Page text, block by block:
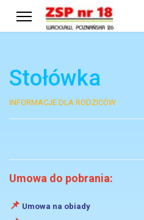
Stołówka
INFORMACJE DLA RODZICÓW
Umowa do pobrania:
📌 Umowa na obiady